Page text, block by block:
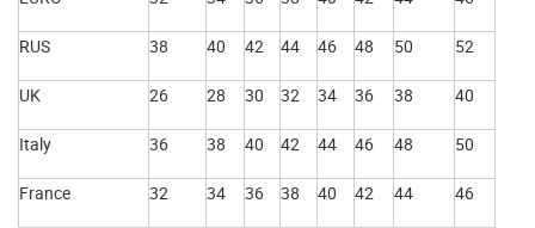
RUS 38 40 42 44 46 48 50 52
UK 26 28 30 32 34 36 38 40
Italy 36 38 40 42 44 46 48 50
France 32 34 36 38 40 42 44 46